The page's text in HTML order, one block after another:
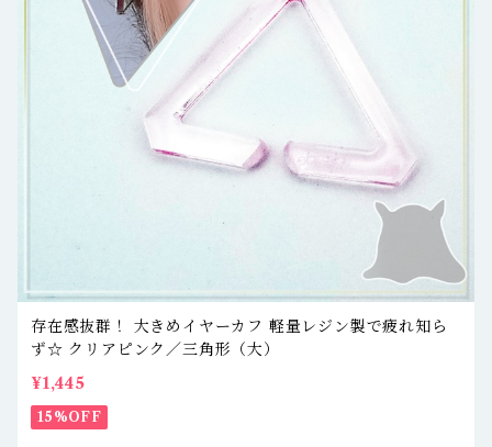
存在感抜群！ 大きめイヤーカフ 軽量レジン製で疲れ知ら
ず☆ クリアピンク／三角形（大）
¥1,445
15%OFF